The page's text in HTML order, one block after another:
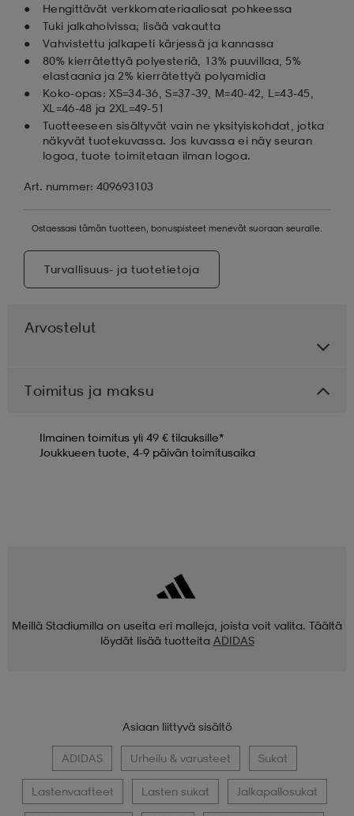
Hengittävät verkkomateriaaliosat pohkeessa
Tuki jalkaholvissa; lisää vakautta
Vahvistettu jalkapeti kärjessä ja kannassa
80% kierrätettyä polyesteriä, 13% puuvillaa, 5%
elastaania ja 2% kierrätettyä polyamidia
Koko-opas: XS=34-36, S=37-39, M=40-42, L=43-45,
XL=46-48 ja 2XL=49-51
Tuotteeseen sisältyvät vain ne yksityiskohdat, jotka
näkyvät tuotekuvassa. Jos kuvassa ei näy seuran
logoa, tuote toimitetaan ilman logoa.
Art. nummer: 409693103
Ostaessasi tämän tuotteen, bonuspisteet menevät suoraan seuralle.
Turvallisuus- ja tuotetietoja
Arvostelut
Toimitus ja maksu
Ilmainen toimitus yli 49 € tilauksille*
Joukkueen tuote, 4-9 päivän toimitusaika
Meillä Stadiumilla on useita eri malleja, joista voit valita. Täältä
löydät lisää tuotteita ADIDAS
Asiaan liittyvä sisältö
ADIDAS Urheilu & varusteet Sukat
Lastenvaatteet Lasten sukat Jalkapallosukat